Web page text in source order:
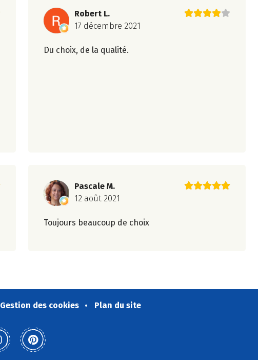
Robert L.
17 décembre 2021
Du choix, de la qualité.
Pascale M.
12 août 2021
Toujours beaucoup de choix
Gestion des cookies Plan du site